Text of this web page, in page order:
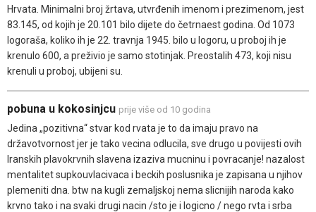
Hrvata. Minimalni broj žrtava, utvrđenih imenom i prezimenom, jest
83.145, od kojih je 20.101 bilo dijete do četrnaest godina. Od 1073
logoraša, koliko ih je 22. travnja 1945. bilo u logoru, u proboj ih je
krenulo 600, a preživio je samo stotinjak. Preostalih 473, koji nisu
krenuli u proboj, ubijeni su.
pobuna u kokosinjcu prije više od 10 godina
Jedina „pozitivna“ stvar kod rvata je to da imaju pravo na
državotvornost jer je tako vecina odlucila, sve drugo u povijesti ovih
Iranskih plavokrvnih slavena izaziva mucninu i povracanje! nazalost
mentalitet supkouvlacivaca i beckih poslusnika je zapisana u njihov
plemeniti dna. btw na kugli zemaljskoj nema slicnijih naroda kako
krvno tako i na svaki drugi nacin /sto je i logicno / nego rvta i srba